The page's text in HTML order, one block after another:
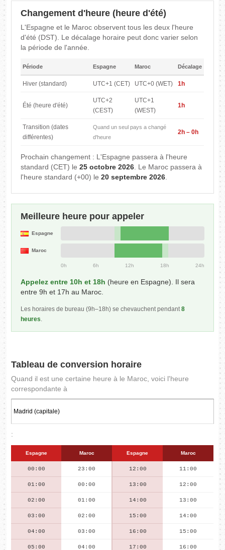
Changement d'heure (heure d'été)
L'Espagne et le Maroc observent tous les deux l'heure
d'été (DST). Le décalage horaire peut donc varier selon
la période de l'année.
Période Espagne Maroc Décalage
Hiver (standard) UTC+1 (CET) UTC+0 (WET) 1h
Été (heure d'été)
UTC+2
(CEST)
UTC+1
(WEST)
1h
Transition (dates
différentes)
Quand un seul pays a changé
d'heure
2h – 0h
Prochain changement : L'Espagne passera à l'heure
standard (CET) le25 octobre 2026. Le Maroc passera à
l'heure standard (+00) le20 septembre 2026.
Meilleure heure pour appeler
Espagne
Maroc
0h 6h 12h 18h 24h
Appelez entre 10h et 18h (heure en Espagne). Il sera
entre 9h et 17h au Maroc.
Les horaires de bureau (9h–18h) se chevauchent pendant8
heures.
Tableau de conversion horaire
Quand il est une certaine heure à le Maroc, voici l'heure
correspondante à
:
Espagne Maroc Espagne Maroc
00:00 23:00 12:00 11:00
01:00 00:00 13:00 12:00
02:00 01:00 14:00 13:00
03:00 02:00 15:00 14:00
04:00 03:00 16:00 15:00
05:00 04:00 17:00 16:00